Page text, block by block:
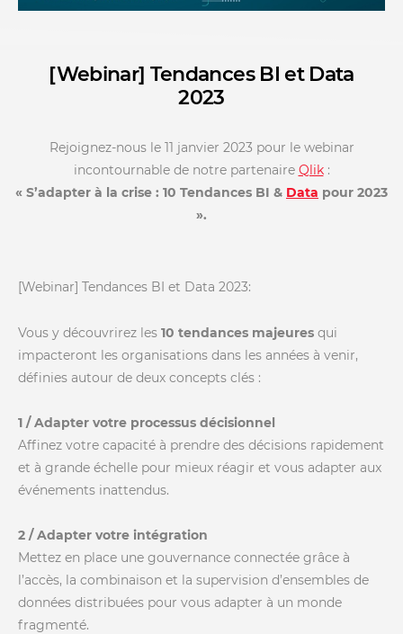
NOS ACTUALITÉS
[Webinar] Tendances BI et Data
2023
Rejoignez-nous le 11 janvier 2023 pour le webinar
incontournable de notre partenaire Qlik:
« S’adapter à la crise : 10 Tendances BI & Data pour 2023
».
[Webinar] Tendances BI et Data 2023:
Vous y découvrirez les 10 tendances majeures qui
impacteront les organisations dans les années à venir,
définies autour de deux concepts clés :
1 / Adapter votre processus décisionnel
Affinez votre capacité à prendre des décisions rapidement
et à grande échelle pour mieux réagir et vous adapter aux
événements inattendus.
2 / Adapter votre intégration
Mettez en place une gouvernance connectée grâce à
l’accès, la combinaison et la supervision d’ensembles de
données distribuées pour vous adapter à un monde
fragmenté.